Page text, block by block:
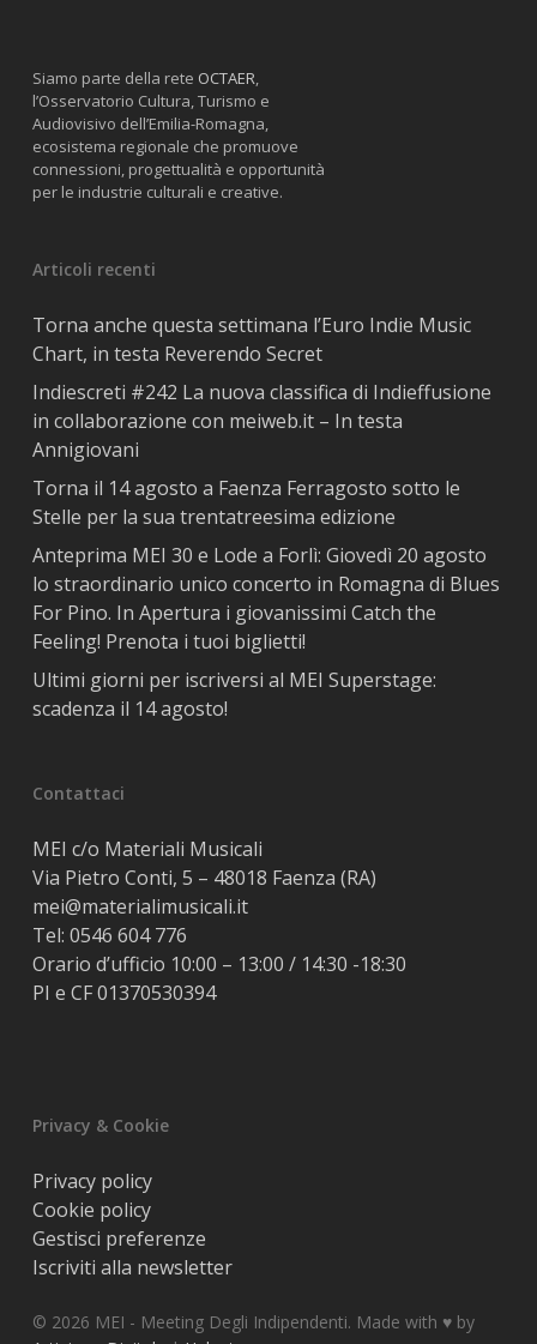
Siamo parte della rete OCTAER,
l’Osservatorio Cultura, Turismo e
Audiovisivo dell’Emilia-Romagna,
ecosistema regionale che promuove
connessioni, progettualità e opportunità
per le industrie culturali e creative.
Articoli recenti
Torna anche questa settimana l’Euro Indie Music
Chart, in testa Reverendo Secret
Indiescreti #242 La nuova classifica di Indieffusione
in collaborazione con meiweb.it – In testa
Annigiovani
Torna il 14 agosto a Faenza Ferragosto sotto le
Stelle per la sua trentatreesima edizione
Anteprima MEI 30 e Lode a Forlì: Giovedì 20 agosto
lo straordinario unico concerto in Romagna di Blues
For Pino. In Apertura i giovanissimi Catch the
Feeling! Prenota i tuoi biglietti!
Ultimi giorni per iscriversi al MEI Superstage:
scadenza il 14 agosto!
Contattaci
MEI c/o Materiali Musicali
Via Pietro Conti, 5 – 48018 Faenza (RA)
mei@materialimusicali.it
Tel: 0546 604 776
Orario d’ufficio 10:00 – 13:00 / 14:30 -18:30
PI e CF 01370530394
Privacy & Cookie
Privacy policy
Cookie policy
Gestisci preferenze
Iscriviti alla newsletter
© 2026 MEI - Meeting Degli Indipendenti. Made with ♥️ by